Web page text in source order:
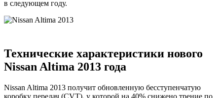
в следующем году.
Технические характеристики нового
Nissan Altima 2013 года
Nissan Altima 2013 получит обновленную бесступенчатую
коробку передач (CVT), у которой на 40% снижено трение по